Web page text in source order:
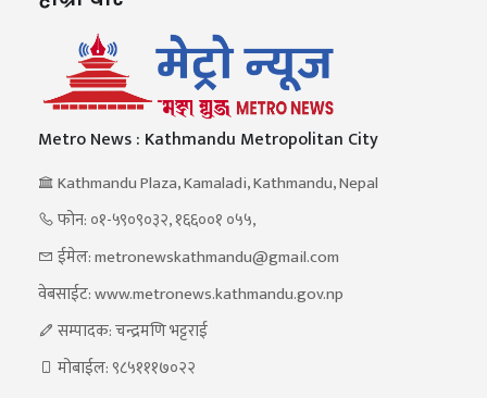
Metro News : Kathmandu Metropolitan City
Kathmandu Plaza, Kamaladi, Kathmandu, Nepal
फोन: ०१-५९०९०३२, १६६००१ ०५५,
ईमेल: metronewskathmandu@gmail.com
वेबसाईट: www.metronews.kathmandu.gov.np
सम्पादक: चन्द्रमणि भट्टराई
मोबाईल: ९८५१११७०२२